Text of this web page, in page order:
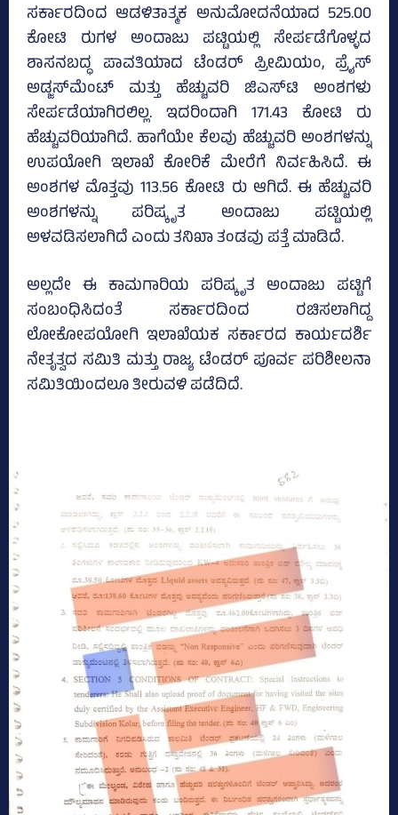
ಸರ್ಕಾರದಿಂದ ಆಡಳಿತಾತ್ಮಕ ಅನುಮೋದನೆಯಾದ 525.00
ಕೋಟಿ ರುಗಳ ಅಂದಾಜು ಪಟ್ಟಿಯಲ್ಲಿ ಸೇರ್ಪಡೆಗೊಳ್ಳದ
ಶಾಸನಬದ್ಧ ಪಾವತಿಯಾದ ಟೆಂಡರ್ ಪ್ರೀಮಿಯಂ, ಪ್ರೈಸ್‌
ಅಡ್ಜಸ್‌ಮೆಂಟ್‌ ಮತ್ತು ಹೆಚ್ಚುವರಿ ಜಿಎಸ್‌ಟಿ ಅಂಶಗಳು
ಸೇರ್ಪಡೆಯಾಗಿರಲಿಲ್ಲ. ಇದರಿಂದಾಗಿ 171.43 ಕೋಟಿ ರು
ಹೆಚ್ಚುವರಿಯಾಗಿದೆ. ಹಾಗೆಯೇ ಕೆಲವು ಹೆಚ್ಚುವರಿ ಅಂಶಗಳನ್ನು
ಉಪಯೋಗಿ ಇಲಾಖೆ ಕೋರಿಕೆ ಮೇರೆಗೆ ನಿರ್ವಹಿಸಿದೆ. ಈ
ಅಂಶಗಳ ಮೊತ್ತವು 113.56 ಕೋಟಿ ರು ಆಗಿದೆ. ಈ ಹೆಚ್ಚುವರಿ
ಅಂಶಗಳನ್ನು ಪರಿಷ್ಕೃತ ಅಂದಾಜು ಪಟ್ಟಿಯಲ್ಲಿ
ಅಳವಡಿಸಲಾಗಿದೆ ಎಂದು ತನಿಖಾ ತಂಡವು ಪತ್ತೆ ಮಾಡಿದೆ.
ಅಲ್ಲದೇ ಈ ಕಾಮಗಾರಿಯ ಪರಿಷ್ಕೃತ ಅಂದಾಜು ಪಟ್ಟಿಗೆ
ಸಂಬಂಧಿಸಿದಂತೆ ಸರ್ಕಾರದಿಂದ ರಚಿಸಲಾಗಿದ್ದ
ಲೋಕೋಪಯೋಗಿ ಇಲಾಖೆಯಕ ಸರ್ಕಾರದ ಕಾರ್ಯದರ್ಶಿ
ನೇತೃತ್ವದ ಸಮಿತಿ ಮತ್ತು ರಾಜ್ಯ ಟೆಂಡರ್ ಪೂರ್ವ ಪರಿಶೀಲನಾ
ಸಮಿತಿಯಿಂದಲೂ ತೀರುವಳಿ ಪಡೆದಿದೆ.